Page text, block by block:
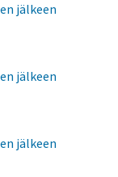
jälkeen
jälkeen
jälkeen